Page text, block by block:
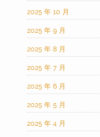
2025 年 10 月
2025 年 9 月
2025 年 8 月
2025 年 7 月
2025 年 6 月
2025 年 5 月
2025 年 4 月